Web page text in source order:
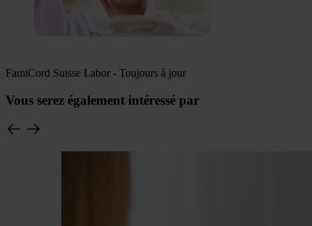
FamiCord Suisse Labor - Toujours à jour
Vous serez également intéressé par